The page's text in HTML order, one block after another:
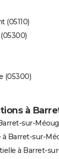
(05110)
(05300)
à
sur-
Barret-sur-
à Barret-